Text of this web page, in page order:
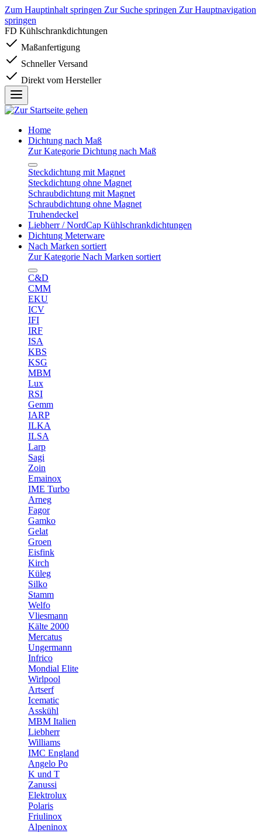
Zum Hauptinhalt springen Zur Suche springen Zur Hauptnavigation
springen
FD Kühlschrankdichtungen
Maßanfertigung
Schneller Versand
Direkt vom Hersteller
Home
Dichtung nach Maß
Zur Kategorie Dichtung nach Maß
Steckdichtung mit Magnet
Steckdichtung ohne Magnet
Schraubdichtung mit Magnet
Schraubdichtung ohne Magnet
Truhendeckel
Liebherr / NordCap Kühlschrankdichtungen
Dichtung Meterware
Nach Marken sortiert
Zur Kategorie Nach Marken sortiert
C&D
CMM
EKU
ICV
IFI
IRF
ISA
KBS
KSG
MBM
Lux
RSI
Gemm
IARP
ILKA
ILSA
Larp
Sagi
Zoin
Emainox
IME Turbo
Arneg
Fagor
Gamko
Gelat
Groen
Eisfink
Kirch
Küleg
Silko
Stamm
Welfo
Vliesmann
Kälte 2000
Mercatus
Ungermann
Infrico
Mondial Elite
Wirlpool
Artserf
Icematic
Asskühl
MBM Italien
Liebherr
Williams
IMC England
Angelo Po
K und T
Zanussi
Elektrolux
Polaris
Friulinox
Alpeninox